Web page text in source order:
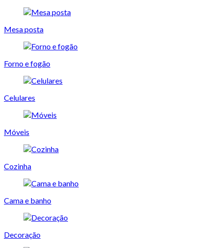
Mesa posta
Forno e fogão
Celulares
Móveis
Cozinha
Cama e banho
Decoração